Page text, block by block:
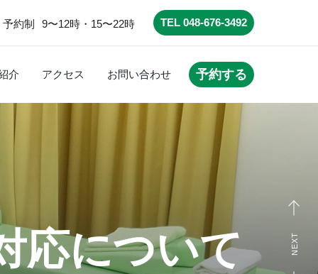
予約制 9〜12時・15〜22時 TEL 048-676-3492
介 アクセス お問い合わせ 予約する
応について NEXT